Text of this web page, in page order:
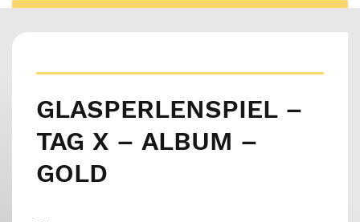
GLASPERLENSPIEL –
TAG X – ALBUM –
GOLD